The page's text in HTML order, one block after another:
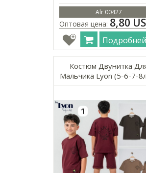
Alr 00427
Оптовая цена: 8,80
Подробней
Костюм Двунитка
Мальчика Lyon (5-6-7-